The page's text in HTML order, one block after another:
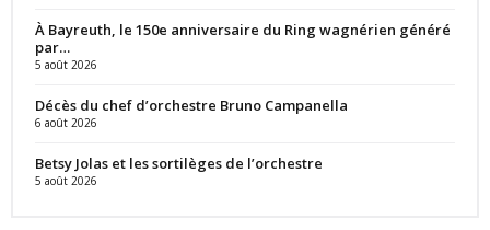
À Bayreuth, le 150e anniversaire du Ring wagnérien généré
par…
5 août 2026
Décès du chef d’orchestre Bruno Campanella
6 août 2026
Betsy Jolas et les sortilèges de l’orchestre
5 août 2026